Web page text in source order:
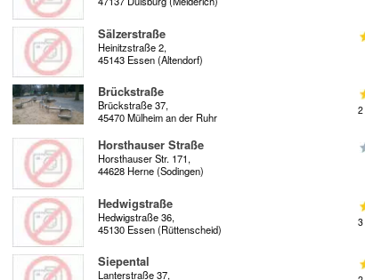
Sälzerstraße
Heinitzstraße 2,
45143 Essen (Altendorf)
Brückstraße
Brückstraße 37,
45470 Mülheim an der Ruhr
Horsthauser Straße
Horsthauser Str. 171,
44628 Herne (Sodingen)
Hedwigstraße
Hedwigstraße 36,
45130 Essen (Rüttenscheid)
Siepental
Lanterstraße 37,